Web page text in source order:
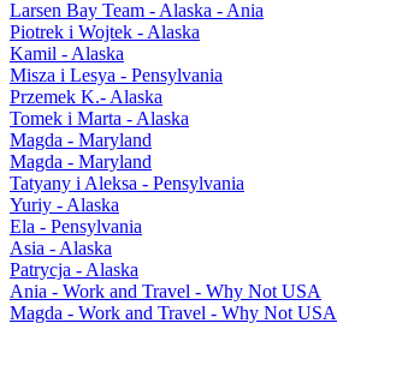
Larsen Bay Team - Alaska - Ania
Piotrek i Wojtek - Alaska
Kamil - Alaska
Misza i Lesya - Pensylvania
Przemek K.- Alaska
Tomek i Marta - Alaska
Magda - Maryland
Magda - Maryland
Tatyany i Aleksa - Pensylvania
Yuriy - Alaska
Ela - Pensylvania
Asia - Alaska
Patrycja - Alaska
Ania - Work and Travel - Why Not USA
Magda - Work and Travel - Why Not USA